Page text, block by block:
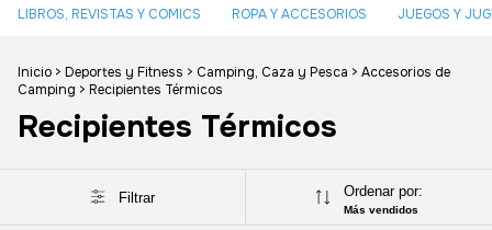
LIBROS, REVISTAS Y COMICS ROPA Y ACCESORIOS JUEGOS Y
Inicio > Deportes y Fitness > Camping, Caza y Pesca > Accesorios de
Camping > Recipientes Térmicos
Recipientes Térmicos
Filtrar Ordenar por:
Más vendidos